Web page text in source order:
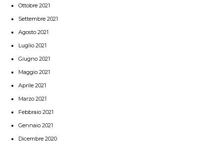
Ottobre 2021
Settembre 2021
Agosto 2021
Luglio 2021
Giugno 2021
Maggio 2021
Aprile 2021
Marzo 2021
Febbraio 2021
Gennaio 2021
Dicembre 2020